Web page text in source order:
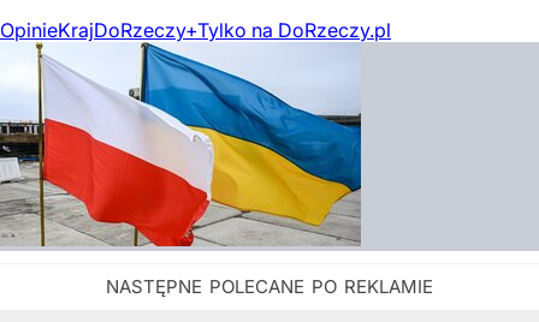
OpinieKrajDoRzeczy+Tylko na DoRzeczy.pl